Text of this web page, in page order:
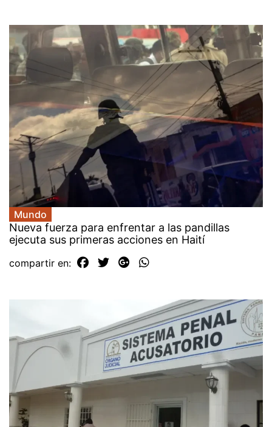
Mundo
Nueva fuerza para enfrentar a las pandillas
ejecuta sus primeras acciones en Haití
compartir en: